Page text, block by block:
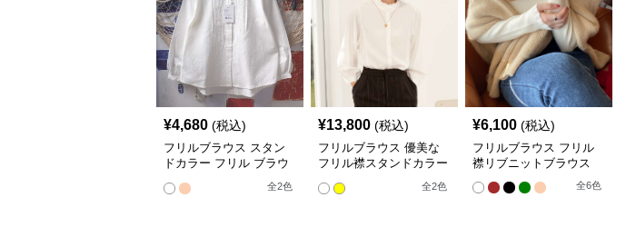
¥4,680 (税込)
フリルブラウス スタン
ドカラー フリル ブラウ
全2色
¥13,800 (税込)
フリルブラウス 優美な
フリル襟スタンドカラー
全2色
¥6,100 (税込)
フリルブラウス フリル
襟リブニットブラウス
全6色